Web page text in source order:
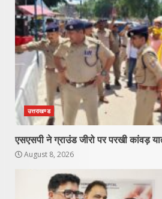
उत्तराखण्ड
एसएसपी ने ग्राउंड जीरो पर परखी कांवड़
August 8, 2026